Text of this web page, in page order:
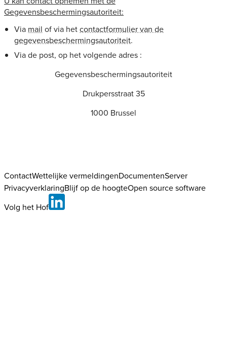
Gegevensbeschermingsautoriteit:
Via mail of via hetcontactformulier van de
gegevensbeschermingsautoriteit.
Via de post, op het volgende adres :
Gegevensbeschermingsautoriteit
Drukpersstraat 35
1000 Brussel
ContactWettelijke vermeldingenDocumentenServer
PrivacyverklaringBlijf op de hoogteOpen source software
Volg het Hof